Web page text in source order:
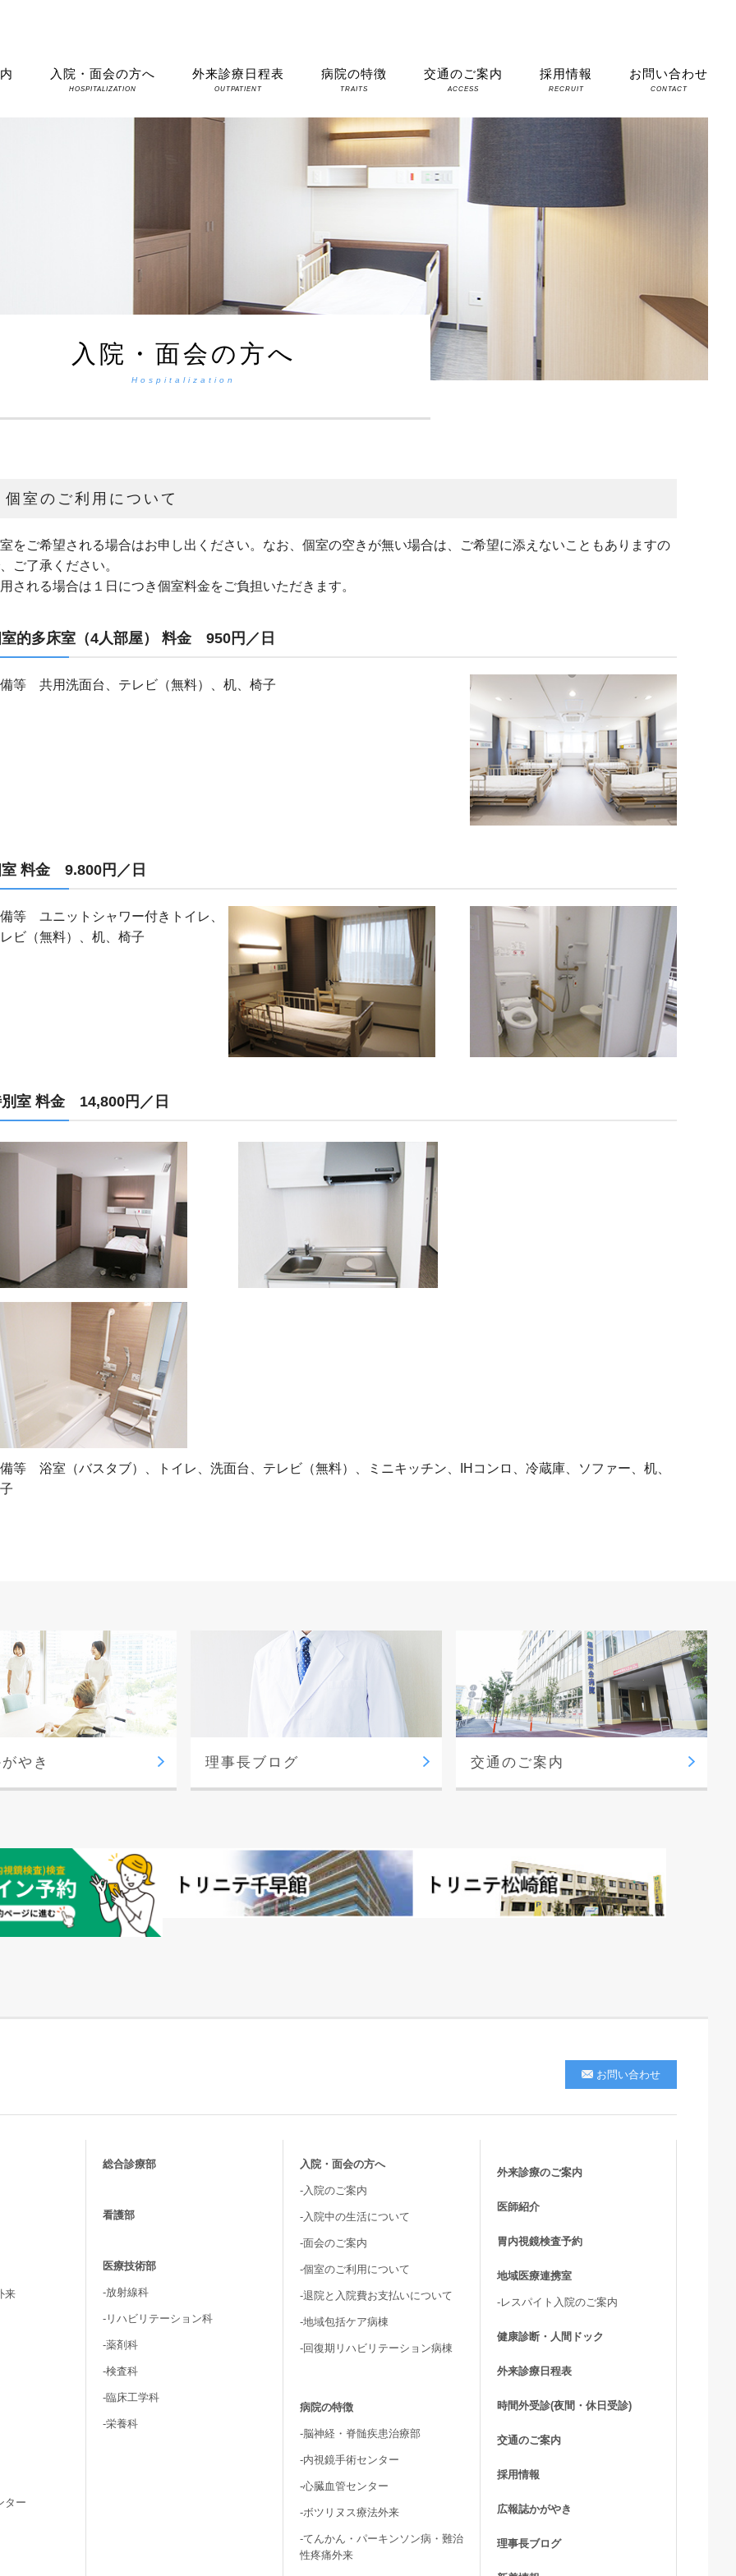
お問い合わせ
CONTACT
採用情報
RECRUIT
交通のご案内
ACCESS
病院の特徴
TRAITS
外来診療日程表
OUTPATIENT
入院・面会の方へ
HOSPITALIZATION
入院・面会の方へ
Hospitalization
個室のご利用について
をご希望される場合はお申し出ください。なお、個室の空きが無い場合は、ご希望に添えないこともありますの
ご了承ください。
される場合は１日につき個室料金をご負担いただきます。
的多床室（4人部屋） 料金 950円／日
等 共用洗面台、テレビ（無料）、机、椅子
料金 9.800円／日
等 ユニットシャワー付きトイレ、
ビ（無料）、机、椅子
室 料金 14,800円／日
等 浴室（バスタブ）、トイレ、洗面台、テレビ（無料）、ミニキッチン、IHコンロ、冷蔵庫、ソファー、机、
やき 理事長ブログ 交通のご案内
お問い合わせ
来
ター
総合診療部
看護部
医療技術部
-放射線科
-リハビリテーション科
-薬剤科
-検査科
-臨床工学科
-栄養科
入院・面会の方へ
-入院のご案内
-入院中の生活について
-面会のご案内
-個室のご利用について
-退院と入院費お支払いについて
-地域包括ケア病棟
-回復期リハビリテーション病棟
病院の特徴
-脳神経・脊髄疾患治療部
-内視鏡手術センター
-心臓血管センター
-ボツリヌス療法外来
-てんかん・パーキンソン病・難治
性疼痛外来
外来診療のご案内
医師紹介
胃内視鏡検査予約
地域医療連携室
-レスパイト入院のご案内
健康診断・人間ドック
外来診療日程表
時間外受診(夜間・休日受診)
交通のご案内
採用情報
広報誌かがやき
理事長ブログ